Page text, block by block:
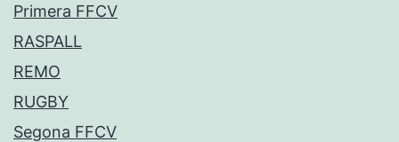
Primera FFCV
RASPALL
REMO
RUGBY
Segona FFCV